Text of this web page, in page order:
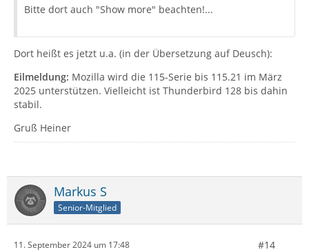
Bitte dort auch "Show more" beachten!...
Dort heißt es jetzt u.a. (in der Übersetzung auf Deusch):
Eilmeldung: Mozilla wird die 115-Serie bis 115.21 im März
2025 unterstützen. Vielleicht ist Thunderbird 128 bis dahin
stabil.
Gruß Heiner
Markus S
Senior-Mitglied
11. September 2024 um 17:48 #14